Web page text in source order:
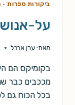
ביקורות ספרות·
על-
מאת: ערן ארבל 4
בקומיקס הם
מככבים כבר
בכל הכוח גם